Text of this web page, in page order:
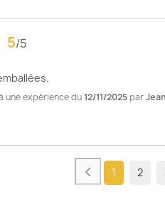
5/5
une expérience du12/11/2025 par
1 2